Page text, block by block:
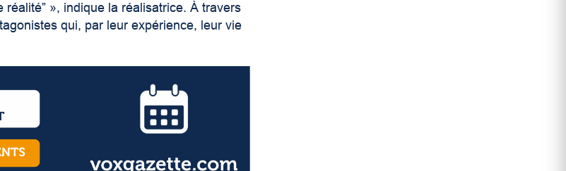
», indique la réalisatrice. À travers
qui, par leur expérience, leur vie